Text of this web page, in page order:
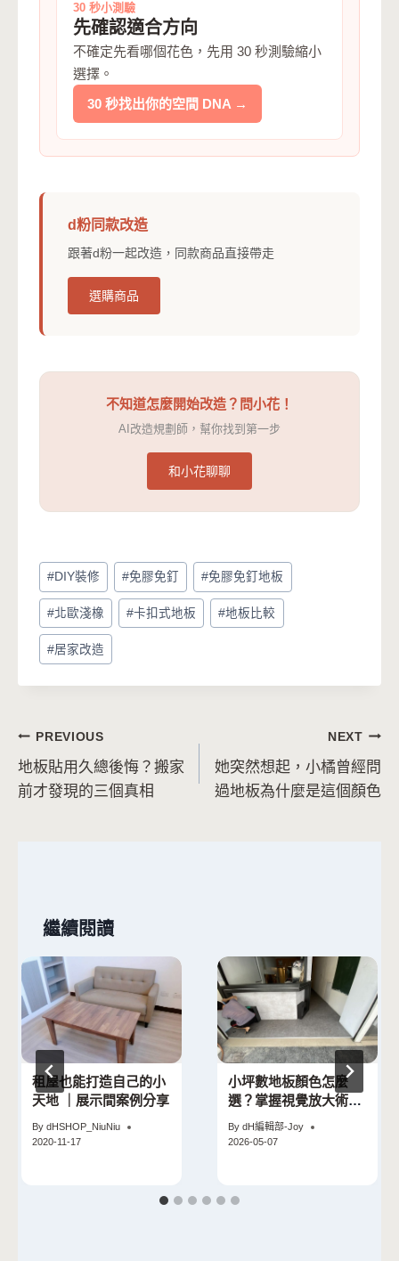
30 秒小測驗
先確認適合方向
不確定先看哪個花色，先用 30 秒測驗縮小
選擇。
30 秒找出你的空間 DNA →
d粉同款改造
跟著d粉一起改造，同款商品直接帶走
選購商品
不知道怎麼開始改造？問小花！
AI改造規劃師，幫你找到第一步
和小花聊聊
Post
Tags:
#DIY裝修 #免膠免釘 #免膠免釘地板
#北歐淺橡 #卡扣式地板 #地板比較
#居家改造
文
章
PREVIOUS
地板貼用久總後悔？搬家
前才發現的三個真相
NEXT
她突然想起，小橘曾經問
過地板為什麼是這個顏色
繼續閱讀
租屋也能打造自己的小
天地 ｜展示間案例分享
By dHSHOP_NiuNiu
2020-11-17
小坪數地板顏色怎麼
選？掌握視覺放大術讓
房間瞬間變寬敞
By dH編輯部-Joy
2026-05-07